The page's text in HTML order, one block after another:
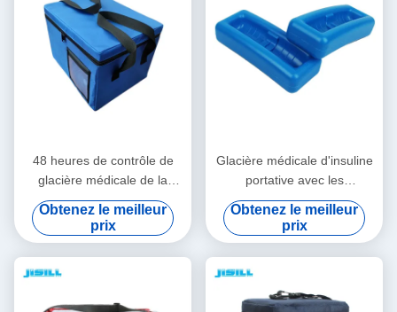
48 heures de contrôle de
glacière médicale de la
température isolée avec le
sac de tissu d'Oxford
Obtenez le meilleur
prix
Glacière médicale d'insuline
portative avec les
températures
personnalisables faciles à
nettoyer
Obtenez le meilleur
prix